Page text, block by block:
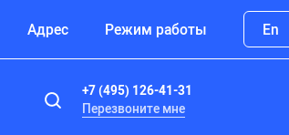
Адрес Режим работы En
+7 (495) 126-41-31
Перезвоните мне